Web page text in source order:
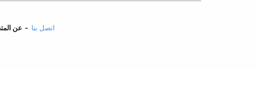
اتصل بنا - عن